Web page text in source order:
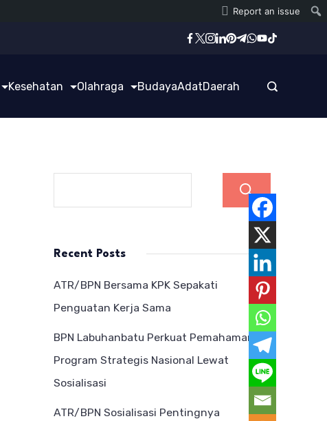
Report an issue
Kesehatan Olahraga BudayaAdatDaerah
Recent Posts
ATR/BPN Bersama KPK Sepakati
Penguatan Kerja Sama
BPN Labuhanbatu Perkuat Pemahaman
Program Strategis Nasional Lewat
Sosialisasi
ATR/BPN Sosialisasi Pentingnya